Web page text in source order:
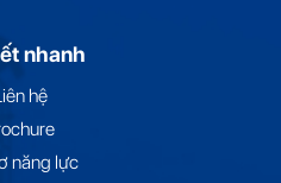
nhanh
hệ
năng lực